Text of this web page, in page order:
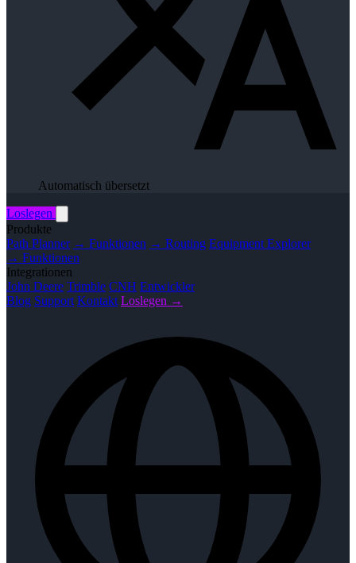
Automatisch übersetzt
Loslegen
Produkte
Path Planner → Funktionen → Routing Equipment Explorer
→ Funktionen
Integrationen
John Deere Trimble CNH Entwickler
Blog Support Kontakt Loslegen →